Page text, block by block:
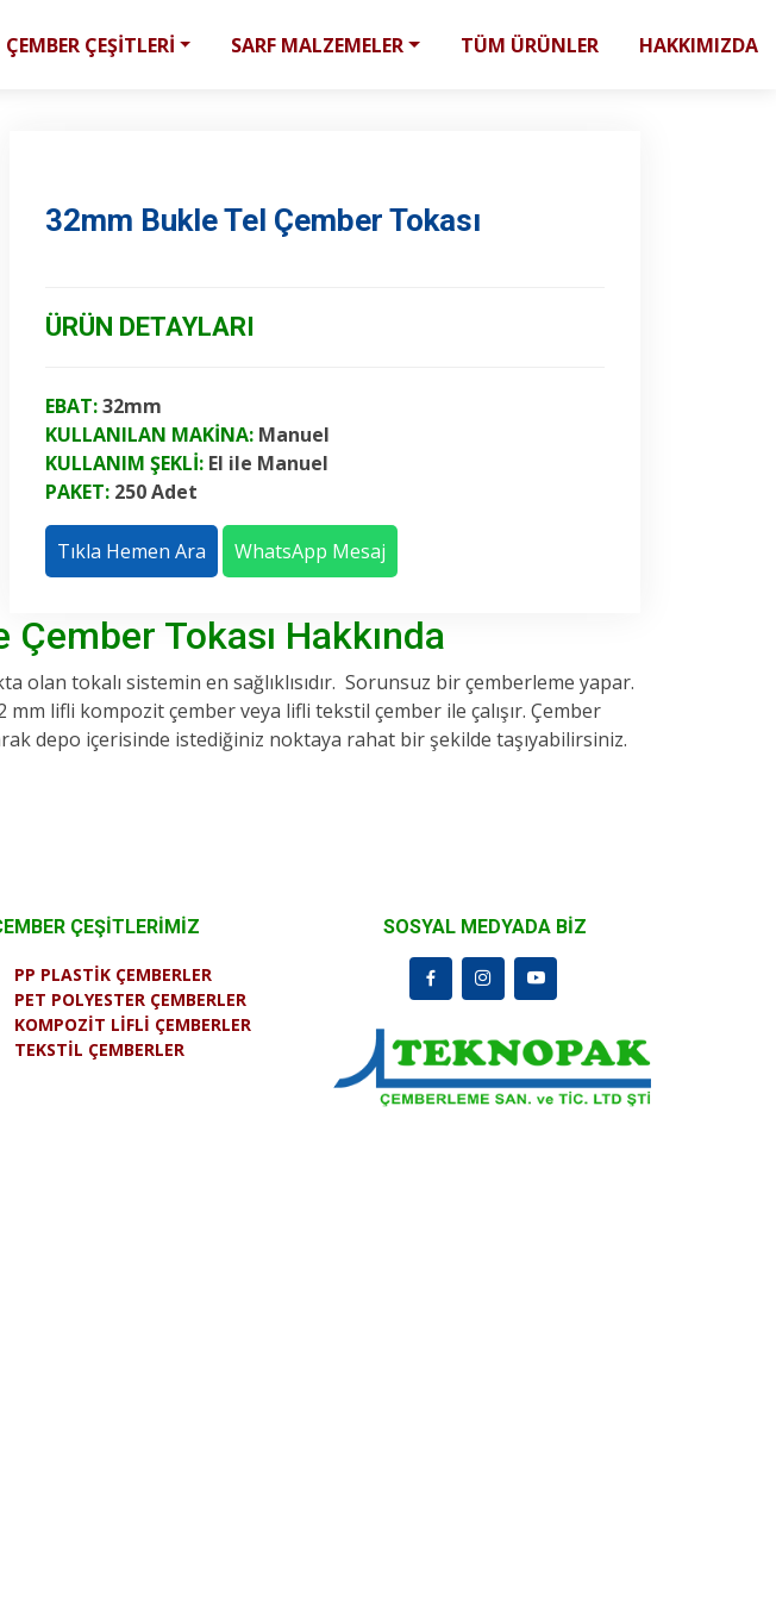
ÇEMBER ÇEŞİTLERİ SARF MALZEMELER TÜM ÜRÜNLER HAKKIMIZDA
32mm Bukle Tel Çember Tokası
ÜRÜN DETAYLARI
EBAT:32mm
KULLANILAN MAKİNA: Manuel
KULLANIM ŞEKLİ: El ile Manuel
PAKET: 250 Adet
Tıkla Hemen Ara WhatsApp Mesaj
Tokası Hakkında
olan tokalı sistemin en sağlıklısıdır. Sorunsuz bir çemberleme yapar.
lifli kompozit çember veya lifli tekstil çember ile çalışır. Çember
depo içerisinde istediğiniz noktaya rahat bir şekilde taşıyabilirsiniz.
ÇEŞİTLERİMİZ
PP PLASTİK ÇEMBERLER
PET POLYESTER ÇEMBERLER
KOMPOZİT LİFLİ ÇEMBERLER
TEKSTİL ÇEMBERLER
SOSYAL MEDYADA BİZ